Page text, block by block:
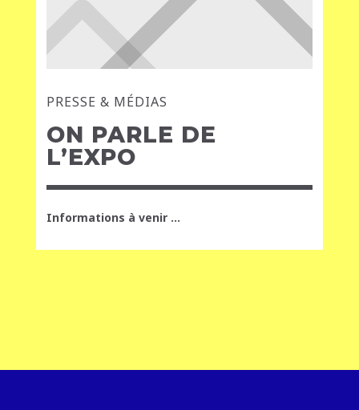
PRESSE & MÉDIAS
ON PARLE DE
L’EXPO
Informations à venir …